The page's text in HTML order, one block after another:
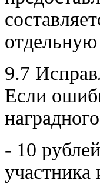
отдельную
9.7
Если
- 10